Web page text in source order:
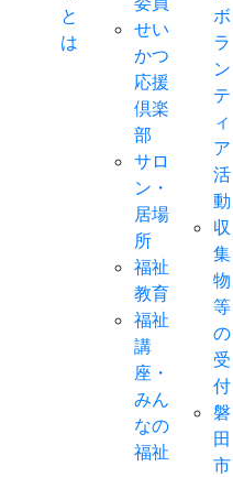
と
は
せい
かつ
応援
倶楽
部
サロ
ン・
居場
所
福祉
教育
福祉
講
座・
みん
なの
福祉
ボ
ラ
ン
テ
ィ
ア
活
動
収
集
物
等
の
受
付
磐
田
市